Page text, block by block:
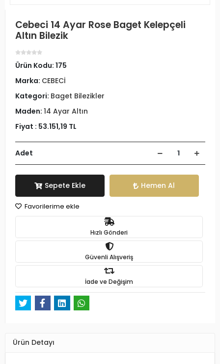
Cebeci 14 Ayar Rose Baget Kelepçeli
Altın Bilezik
Ürün Kodu: 175
Marka: CEBECİ
Kategori: Baget Bilezikler
Maden: 14 Ayar Altın
Fiyat : 53.151,19 TL
Adet
Sepete Ekle Hemen Al
Favorilerime ekle
Hızlı Gönderi
Güvenli Alışveriş
İade ve Değişim
Ürün Detayı